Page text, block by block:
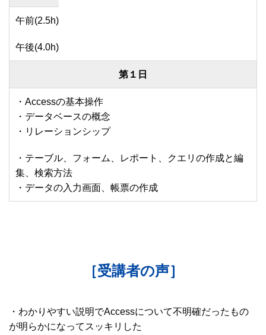
午前(2.5h)
午後(4.0h)
第１日
・Accessの基本操作
・データベースの概念
・リレーションシップ
・テーブル、フォーム、レポート、クエリの作成と編
集、検索方法
・データの入力画面、帳票の作成
［受講者の声］
・わかりやすい説明でAccessについて不明確だったもの
が明らかになってスッキリした